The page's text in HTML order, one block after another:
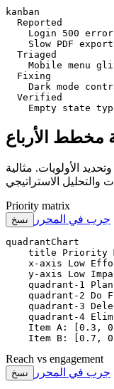
kanban
  Reported
    Login 500 error
    Slow PDF export
  Triaged
Mobile menu
  Fixing
Dark mode
  Verified
Empty state
مخطط الأرباع
الأولويات. مثالية
Priority matrix
نسخ جرب في المحرر
quadrantChart
title Priority
x-axis Low
y-axis Low
    quadrant-1 Plan
quadrant-2 Do
quadrant-3
quadrant-4
Item A: [0.3,
Item B: [0.7,
Reach vs engagement
نسخ جرب في المحرر